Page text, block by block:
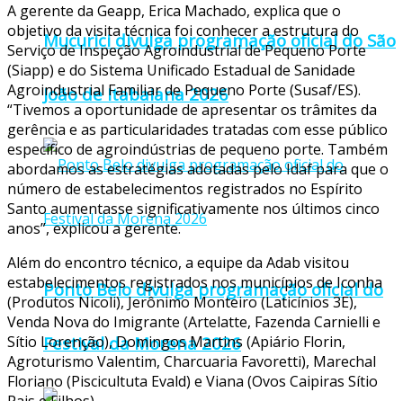
Mucurici divulga programação oficial do São
João de Itabaiana 2026
Ponto Belo divulga programação oficial do
Festival da Morena 2026
A gerente da Geapp, Erica Machado, explica que o
objetivo da visita técnica foi conhecer a estrutura do
Serviço de Inspeção Agroindustrial de Pequeno Porte
(Siapp) e do Sistema Unificado Estadual de Sanidade
Agroindustrial Familiar de Pequeno Porte (Susaf/ES).
“Tivemos a oportunidade de apresentar os trâmites da
gerência e as particularidades tratadas com esse público
específico de agroindústrias de pequeno porte. Também
abordamos as estratégias adotadas pelo Idaf para que o
número de estabelecimentos registrados no Espírito
Santo aumentasse significativamente nos últimos cinco
anos”, explicou a gerente.
Além do encontro técnico, a equipe da Adab visitou
estabelecimentos registrados nos municípios de Iconha
(Produtos Nicoli), Jerônimo Monteiro (Laticínios 3E),
Venda Nova do Imigrante (Artelatte, Fazenda Carnielli e
Sítio Lorenção), Domingos Martins (Apiário Florin,
Agroturismo Valentim, Charcuaria Favoretti), Marechal
Floriano (Piscicultuta Evald) e Viana (Ovos Caipiras Sítio